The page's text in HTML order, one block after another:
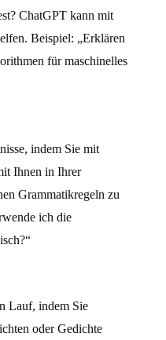
ChatGPT kann mit
Beispiel: „Erklären
für maschinelles
indem Sie mit
Ihnen in Ihrer
Grammatikregeln zu
ich die
Lauf, indem Sie
oder Gedichte